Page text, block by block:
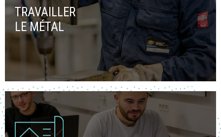
TRAVAILLER
LE MÉTAL